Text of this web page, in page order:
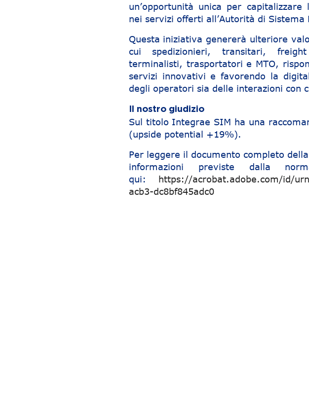
un’opportunità unica per
nei servizi offerti all’Autorità di Sistema
Questa iniziativa genererà ulteriore
cui spedizionieri, transitari,
terminalisti, trasportatori e MTO,
servizi innovativi e favorendo la
degli operatori sia delle interazioni con
Il nostro giudizio
Sul titolo Integrae SIM ha una
(upside potential +19%).
Per leggere il documento completo
informazioni previste dalla
qui: https://acrobat.adobe.com/id/
acb3-dc8bf845adc0